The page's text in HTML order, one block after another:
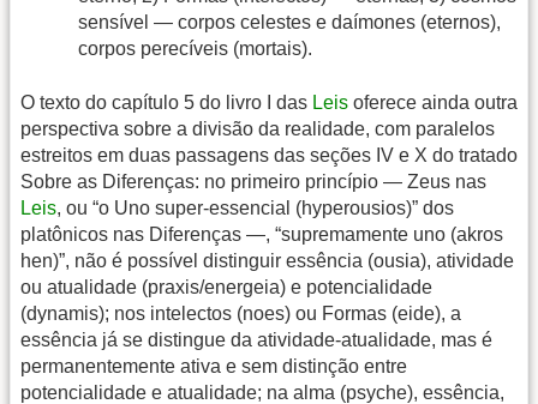
sensível — corpos celestes e daímones (eternos),
corpos perecíveis (mortais).
O texto do capítulo 5 do livro I das Leis oferece ainda outra
perspectiva sobre a divisão da realidade, com paralelos
estreitos em duas passagens das seções IV e X do tratado
Sobre as Diferenças: no primeiro princípio — Zeus nas
Leis, ou “o Uno super-essencial (hyperousios)” dos
platônicos nas Diferenças —, “supremamente uno (akros
hen)”, não é possível distinguir essência (ousia), atividade
ou atualidade (praxis/energeia) e potencialidade
(dynamis); nos intelectos (noes) ou Formas (eide), a
essência já se distingue da atividade-atualidade, mas é
permanentemente ativa e sem distinção entre
potencialidade e atualidade; na alma (psyche), essência,